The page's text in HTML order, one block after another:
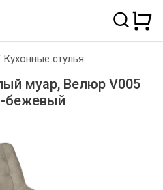
Кухонные стулья
муар, Велюр V005
бежевый